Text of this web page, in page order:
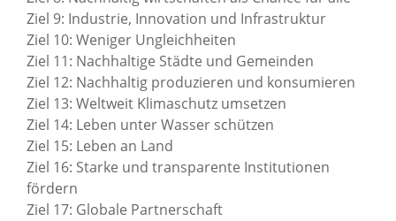
Ziel 9: Industrie, Innovation und Infrastruktur
Ziel 10: Weniger Ungleichheiten
Ziel 11: Nachhaltige Städte und Gemeinden
Ziel 12: Nachhaltig produzieren und konsumieren
Ziel 13: Weltweit Klimaschutz umsetzen
Ziel 14: Leben unter Wasser schützen
Ziel 15: Leben an Land
Ziel 16: Starke und transparente Institutionen
fördern
Ziel 17: Globale Partnerschaft